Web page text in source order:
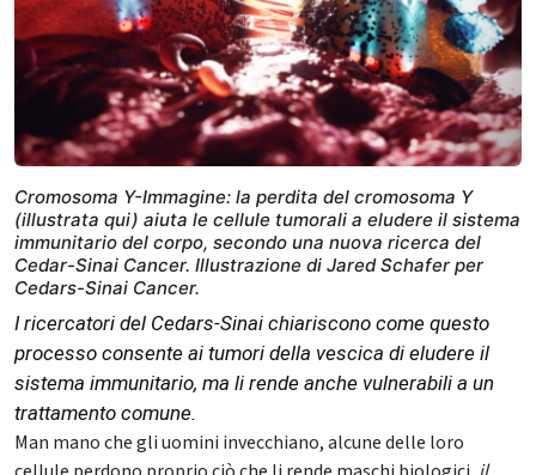
Cromosoma Y-Immagine: la perdita del cromosoma Y
(illustrata qui) aiuta le cellule tumorali a eludere il sistema
immunitario del corpo, secondo una nuova ricerca del
Cedar-Sinai Cancer. Illustrazione di Jared Schafer per
Cedars-Sinai Cancer.
I ricercatori del Cedars-Sinai chiariscono come questo
processo consente ai tumori della vescica di eludere il
sistema immunitario, ma li rende anche vulnerabili a un
trattamento comune.
Man mano che gli uomini invecchiano, alcune delle loro